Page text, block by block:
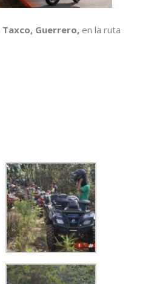
Taxco, Guerrero,en la ruta